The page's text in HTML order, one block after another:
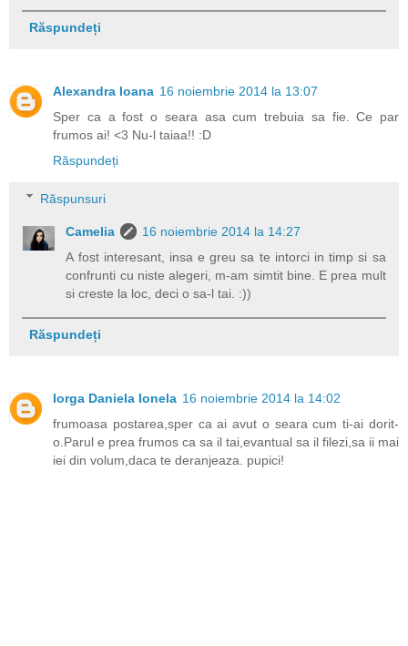
Răspundeți
Alexandra Ioana 16 noiembrie 2014 la 13:07
Sper ca a fost o seara asa cum trebuia sa fie. Ce par
frumos ai! <3 Nu-l taiaa!! :D
Răspundeți
Răspunsuri
Camelia
16 noiembrie 2014 la 14:27
A fost interesant, insa e greu sa te intorci in timp si sa
confrunti cu niste alegeri, m-am simtit bine. E prea mult
si creste la loc, deci o sa-l tai. :))
Răspundeți
Iorga Daniela Ionela 16 noiembrie 2014 la 14:02
frumoasa postarea,sper ca ai avut o seara cum ti-ai dorit-
o.Parul e prea frumos ca sa il tai,evantual sa il filezi,sa ii mai
iei din volum,daca te deranjeaza. pupici!